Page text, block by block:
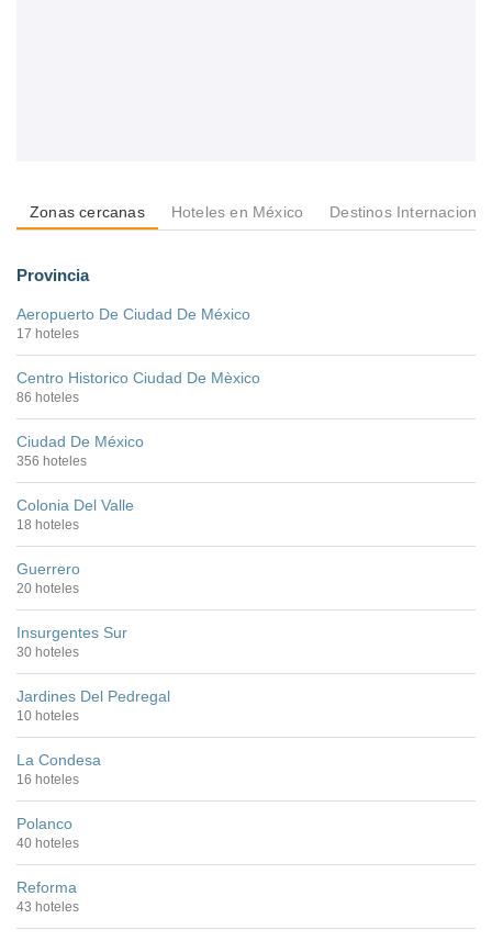
Zonas cercanas Hoteles en México Destinos
Provincia
Aeropuerto De Ciudad De México
17 hoteles
Centro Historico Ciudad De Mèxico
86 hoteles
Ciudad De México
356 hoteles
Colonia Del Valle
18 hoteles
Guerrero
20 hoteles
Insurgentes Sur
30 hoteles
Jardines Del Pedregal
10 hoteles
La Condesa
16 hoteles
Polanco
40 hoteles
Reforma
43 hoteles